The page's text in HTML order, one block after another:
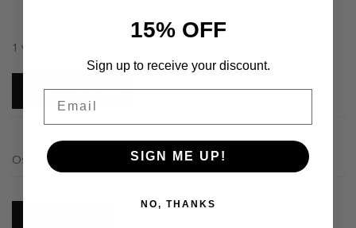
1 varastossa
gel
FLORIDA
Lisää ostoskoriin
Osastot: Yleinen
15% OFF
Sign up to receive your discount.
SIGN ME UP!
NO, THANKS